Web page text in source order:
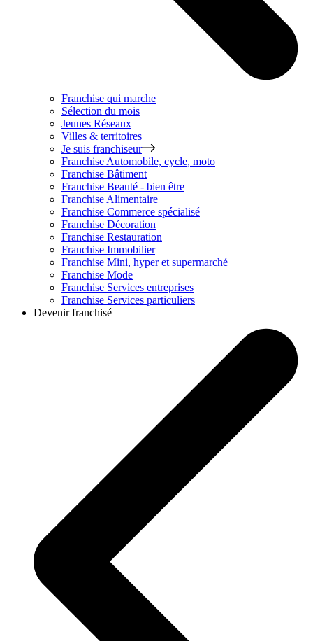
Franchise qui marche
Sélection du mois
Jeunes Réseaux
Villes & territoires
Je suis franchiseur
Franchise Automobile, cycle, moto
Franchise Bâtiment
Franchise Beauté - bien être
Franchise Alimentaire
Franchise Commerce spécialisé
Franchise Décoration
Franchise Restauration
Franchise Immobilier
Franchise Mini, hyper et supermarché
Franchise Mode
Franchise Services entreprises
Franchise Services particuliers
Devenir franchisé